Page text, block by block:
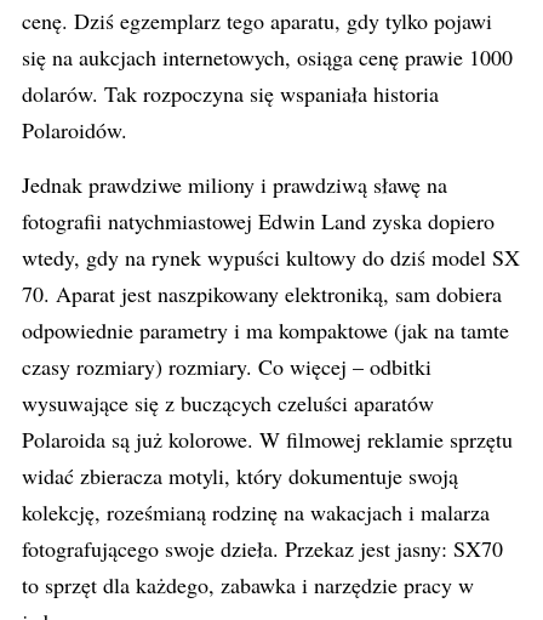
cenę. Dziś egzemplarz tego aparatu, gdy tylko pojawi
się na aukcjach internetowych, osiąga cenę prawie 1000
dolarów. Tak rozpoczyna się wspaniała historia
Polaroidów.
Jednak prawdziwe miliony i prawdziwą sławę na
fotografii natychmiastowej Edwin Land zyska dopiero
wtedy, gdy na rynek wypuści kultowy do dziś model SX
70. Aparat jest naszpikowany elektroniką, sam dobiera
odpowiednie parametry i ma kompaktowe (jak na tamte
czasy rozmiary) rozmiary. Co więcej – odbitki
wysuwające się z buczących czeluści aparatów
Polaroida są już kolorowe. W filmowej reklamie sprzętu
widać zbieracza motyli, który dokumentuje swoją
kolekcję, roześmianą rodzinę na wakacjach i malarza
fotografującego swoje dzieła. Przekaz jest jasny: SX70
to sprzęt dla każdego, zabawka i narzędzie pracy w